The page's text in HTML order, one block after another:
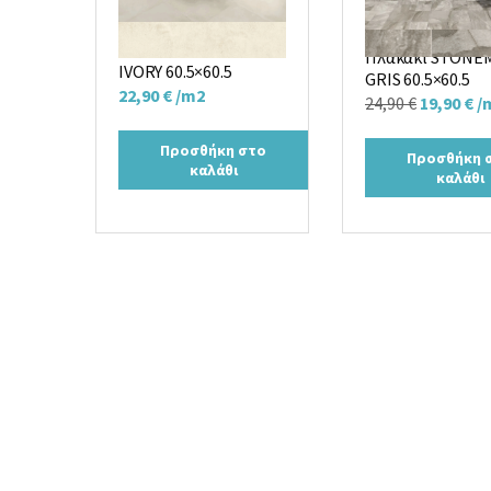
IVORY 60.5×60.5
22,90€ /m2
Προσθήκη στο
καλάθι
Πλακάκι
GRIS 60.5×60.5
24,90€ Original
was:
24,90 €.
19,90€Η
/
Προσθήκη
καλάθι